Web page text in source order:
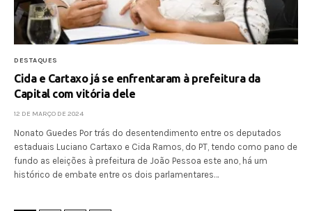
DESTAQUES
Cida e Cartaxo já se enfrentaram à prefeitura da
Capital com vitória dele
12 DE MARÇO DE 2024
Nonato Guedes Por trás do desentendimento entre os deputados
estaduais Luciano Cartaxo e Cida Ramos, do PT, tendo como pano de
fundo as eleições à prefeitura de João Pessoa este ano, há um
histórico de embate entre os dois parlamentares…